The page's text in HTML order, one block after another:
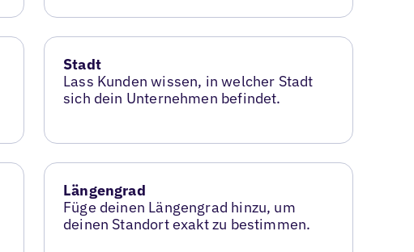
Stadt
Lass Kunden wissen, in welcher Stadt
sich dein Unternehmen befindet.
Längengrad
Füge deinen Längengrad hinzu, um
deinen Standort exakt zu bestimmen.